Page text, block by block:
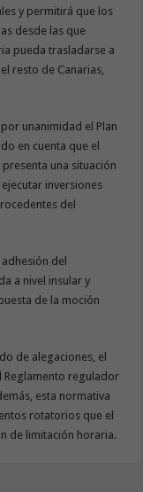
y permitirá que los
desde las que
pueda trasladarse a
resto de Canarias,
unanimidad el Plan
en cuenta que el
una situación
inversiones
del
del
a nivel insular y
de la moción
de alegaciones, el
Reglamento regulador
esta normativa
rotatorios que el
de limitación horaria.